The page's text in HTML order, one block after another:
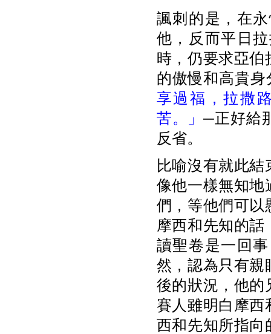
諷刺的是，在
他，反而平日
時，仍要求亞伯
的傲慢和高貴
享過福，拉撒
苦。」─正好給
反省。
比喻沒有就此
像他一樣無知地
們，等他們可以
摩西和先知的話
讀聖卷是一回
然，認為只有親
後的狀況，他的
賽人雖明白摩西
西和先知所指向